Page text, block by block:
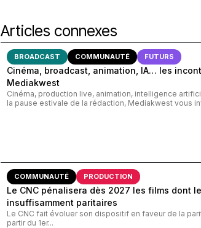
Articles connexes
BROADCAST COMMUNAUTÉ FUTURS
Cinéma, broadcast, animation, IA… les
Mediakwest
Cinéma, production live, animation, intelligence
la pause estivale de la rédaction, Mediakwest vous
COMMUNAUTÉ PRODUCTION
Le CNC pénalisera dès 2027 les films dont
insuffisamment paritaires
Le CNC fait évoluer son dispositif en faveur de la
partir du 1er...